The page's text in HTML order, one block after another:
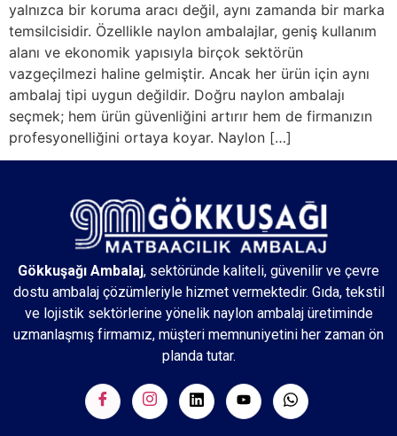
yalnızca bir koruma aracı değil, aynı zamanda bir marka
temsilcisidir. Özellikle naylon ambalajlar, geniş kullanım
alanı ve ekonomik yapısıyla birçok sektörün
vazgeçilmezi haline gelmiştir. Ancak her ürün için aynı
ambalaj tipi uygun değildir. Doğru naylon ambalajı
seçmek; hem ürün güvenliğini artırır hem de firmanızın
profesyonelliğini ortaya koyar. Naylon […]
Gökkuşağı Ambalaj, sektöründe kaliteli, güvenilir ve çevre
dostu ambalaj çözümleriyle hizmet vermektedir. Gıda, tekstil
ve lojistik sektörlerine yönelik naylon ambalaj üretiminde
uzmanlaşmış firmamız, müşteri memnuniyetini her zaman ön
planda tutar.